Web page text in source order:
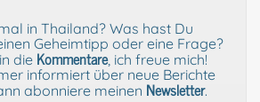
in Thailand? Was hast Du
Geheimtipp oder eine Frage?
die Kommentare, ich freue mich!
informiert über neue Berichte
abonniere meinen Newsletter.